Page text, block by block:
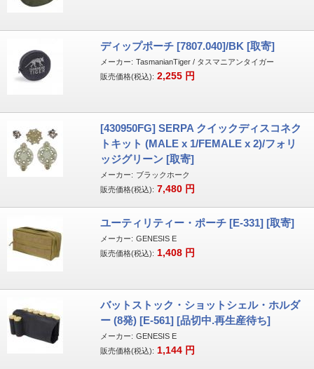
ディップポーチ [7807.040]/BK [取寄]
メーカー: TasmanianTiger / タスマニアンタイガー
販売価格(税込): 2,255 円
[430950FG] SERPA クイックディスコネク
トキット (MALE x 1/FEMALE x 2)/フォリ
ッジグリーン [取寄]
メーカー: ブラックホーク
販売価格(税込): 7,480 円
ユーティリティー・ポーチ [E-331] [取寄]
メーカー: GENESIS E
販売価格(税込): 1,408 円
バットストック・ショットシェル・ホルダ
ー (8発) [E-561] [品切中.再生産待ち]
メーカー: GENESIS E
販売価格(税込): 1,144 円